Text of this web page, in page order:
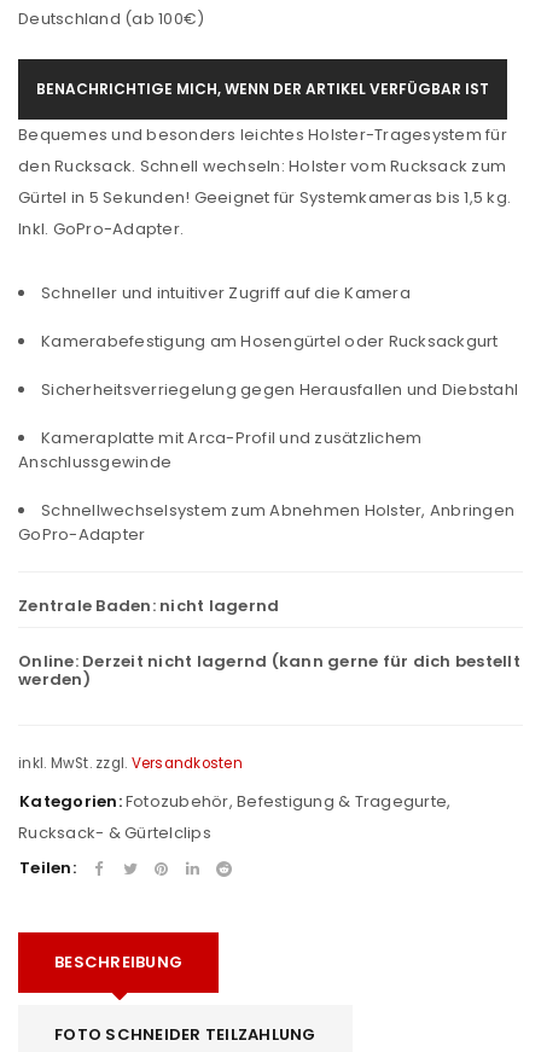
Deutschland (ab 100€)
BENACHRICHTIGE MICH, WENN DER ARTIKEL VERFÜGBAR IST
Bequemes und besonders leichtes Holster-Tragesystem für
den Rucksack. Schnell wechseln: Holster vom Rucksack zum
Gürtel in 5 Sekunden! Geeignet für Systemkameras bis 1,5 kg.
Inkl. GoPro-Adapter.
Schneller und intuitiver Zugriff auf die Kamera
Kamerabefestigung am Hosengürtel oder Rucksackgurt
Sicherheitsverriegelung gegen Herausfallen und Diebstahl
Kameraplatte mit Arca-Profil und zusätzlichem
Anschlussgewinde
Schnellwechselsystem zum Abnehmen Holster, Anbringen
GoPro-Adapter
Zentrale Baden: nicht lagernd
Online: Derzeit nicht lagernd (kann gerne für dich bestellt
werden)
inkl. MwSt. zzgl. Versandkosten
Kategorien:Fotozubehör, Befestigung & Tragegurte,
Rucksack- & Gürtelclips
Teilen:
BESCHREIBUNG
FOTO SCHNEIDER TEILZAHLUNG